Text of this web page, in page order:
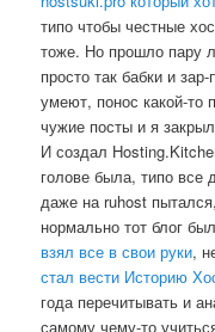
типо чтобы честные
тоже. Но прошло пару
просто так бабки и
умеют, понос какой-то
чужие посты и я
И создал
голове была, типо все
даже на ruhost
нормально тот блог
взял все в свои руки,
стал вести Историю
года перечитывать и
самому чему-то